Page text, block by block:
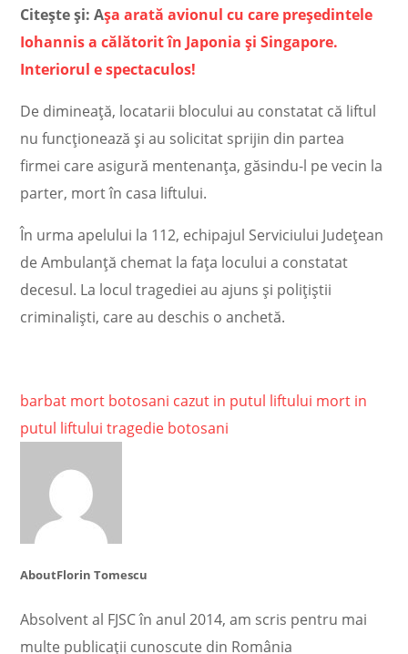
Citește și: Așa arată avionul cu care președintele
Iohannis a călătorit în Japonia și Singapore.
Interiorul e spectaculos!
De dimineață, locatarii blocului au constatat că liftul
nu funcționează și au solicitat sprijin din partea
firmei care asigură mentenanța, găsindu-l pe vecin la
parter, mort în casa liftului.
În urma apelului la 112, echipajul Serviciului Județean
de Ambulanță chemat la fața locului a constatat
decesul. La locul tragediei au ajuns și polițiștii
criminaliști, care au deschis o anchetă.
barbat mort botosani cazut in putul liftului mort in
putul liftului tragedie botosani
AboutFlorin Tomescu
Absolvent al FJSC în anul 2014, am scris pentru mai
multe publicații cunoscute din România